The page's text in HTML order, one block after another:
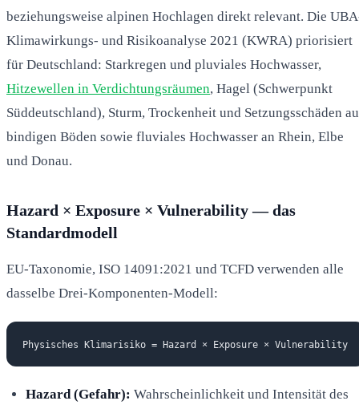
beziehungsweise alpinen Hochlagen direkt relevant. Die
Klimawirkungs- und Risikoanalyse 2021 (KWRA) priorisiert
für Deutschland: Starkregen und pluviales Hochwasser,
Hitzewellen in Verdichtungsräumen, Hagel (Schwerpunkt
Süddeutschland), Sturm, Trockenheit und Setzungsschäden
bindigen Böden sowie fluviales Hochwasser an Rhein, Elbe
und Donau.
Hazard × Exposure × Vulnerability — das
Standardmodell
EU-Taxonomie, ISO 14091:2021 und TCFD verwenden alle
dasselbe Drei-Komponenten-Modell:
Hazard (Gefahr): Wahrscheinlichkeit und Intensität des